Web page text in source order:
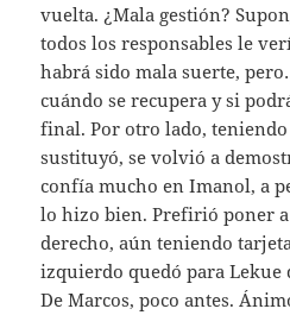
vuelta. ¿Mala gestión?
todos los responsables le
habrá sido mala suerte,
cuándo se recupera y si
final. Por otro lado,
sustituyó, se volvió a
confía mucho en Imanol, a
lo hizo bien. Prefirió poner
derecho, aún teniendo
izquierdo quedó para Lekue
De Marcos, poco antes.